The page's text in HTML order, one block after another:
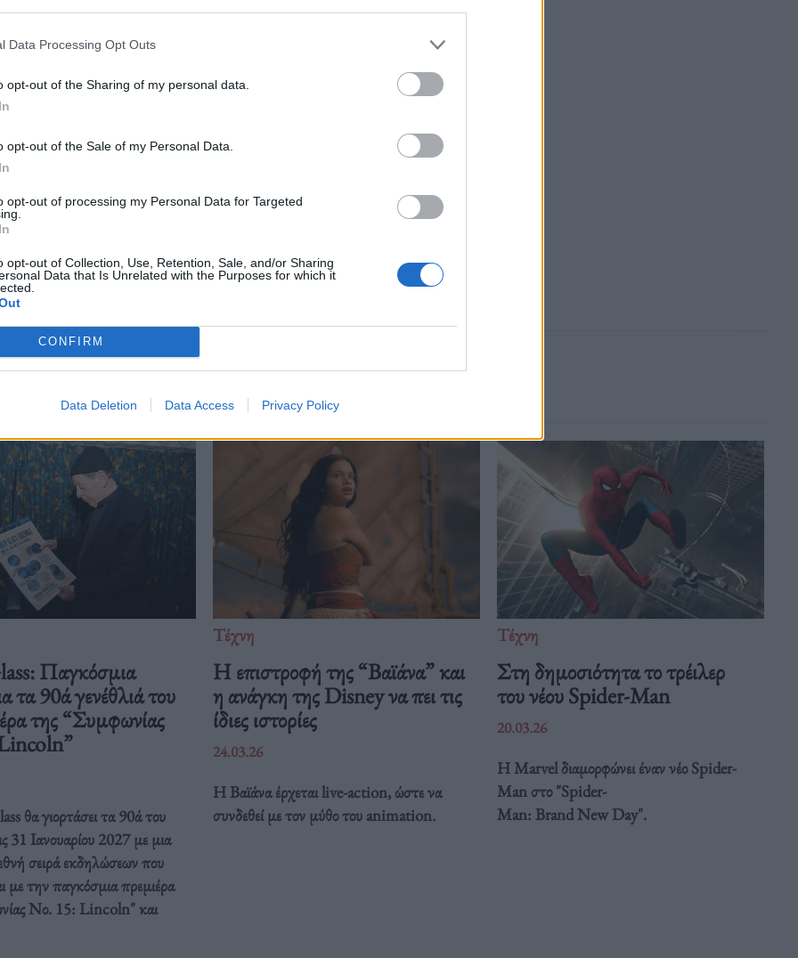
Data Processing Opt Outs
opt-out of the Sharing of my personal data.
opt-out of the Sale of my Personal Data.
opt-out of processing my Personal Data for Targeted
opt-out of Collection, Use, Retention, Sale, and/or Sharing
Data that Is Unrelated with the Purposes for which it
CONFIRM
Data Deletion Data Access Privacy Policy
τραγουδιστή, “Scar Tissue”.
→
Peppers ,Scar Tissue, Ταινία
Δείτε επίσης
Παγκόσμια
τα 90ά γενέθλιά του
της “Συμφωνίας
θα γιορτάσει τα 90ά του
31 Ιανουαρίου 2027 με μια
σειρά εκδηλώσεων που
με την παγκόσμια πρεμιέρα
Νο. 15: Lincoln" και
Τέχνη
Η επιστροφή της “Βαϊάνα” και
η ανάγκη της Disney να πει τις
ίδιες ιστορίες
24.03.26
Η Βαϊάνα έρχεται live-action, ώστε να
συνδεθεί με τον μύθο του animation.
Τέχνη
Στη δημοσιότητα το τρέιλερ
του νέου Spider-Man
20.03.26
Η Marvel διαμορφώνει έναν νέο Spider-
Man στο "Spider-
Man: Brand New Day".